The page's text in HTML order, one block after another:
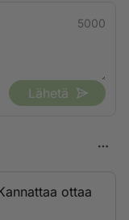
5000
Lähetä
ottaa